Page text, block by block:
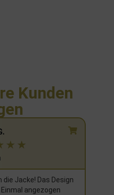
Kunden
☆ ☆
die Jacke! Das Design
angezogen